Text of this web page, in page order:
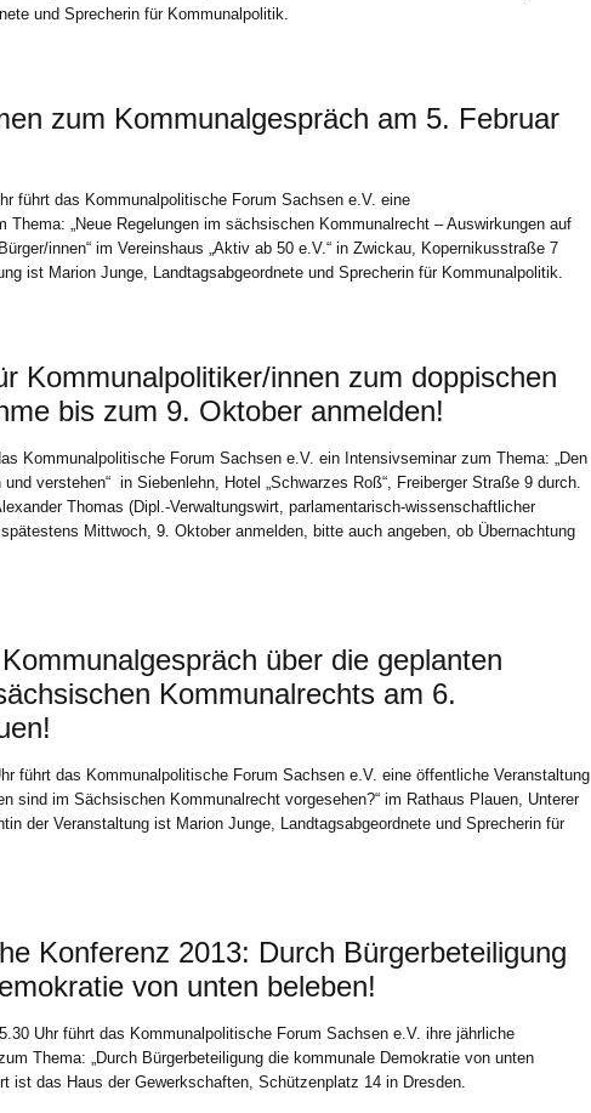
und Sprecherin für Kommunalpolitik.
zum Kommunalgespräch am 5. Februar
führt das Kommunalpolitische Forum Sachsen e.V. eine
Thema: „Neue Regelungen im sächsischen Kommunalrecht – Auswirkungen auf
innen“ im Vereinshaus „Aktiv ab 50 e.V.“ in Zwickau, Kopernikusstraße 7
ist Marion Junge, Landtagsabgeordnete und Sprecherin für Kommunalpolitik.
Kommunalpolitiker/innen zum doppischen
bis zum 9. Oktober anmelden!
Kommunalpolitische Forum Sachsen e.V. ein Intensivseminar zum Thema: „Den
verstehen“ in Siebenlehn, Hotel „Schwarzes Roß“, Freiberger Straße 9 durch.
Thomas (Dipl.-Verwaltungswirt, parlamentarisch-wissenschaftlicher
Mittwoch, 9. Oktober anmelden, bitte auch angeben, ob Übernachtung
über die geplanten
Kommunalrechts am 6.
führt das Kommunalpolitische Forum Sachsen e.V. eine öffentliche Veranstaltung
sind im Sächsischen Kommunalrecht vorgesehen?“ im Rathaus Plauen, Unterer
der Veranstaltung ist Marion Junge, Landtagsabgeordnete und Sprecherin für
Konferenz 2013: Durch Bürgerbeteiligung
von unten beleben!
Uhr führt das Kommunalpolitische Forum Sachsen e.V. ihre jährliche
Thema: „Durch Bürgerbeteiligung die kommunale Demokratie von unten
ist das Haus der Gewerkschaften, Schützenplatz 14 in Dresden.